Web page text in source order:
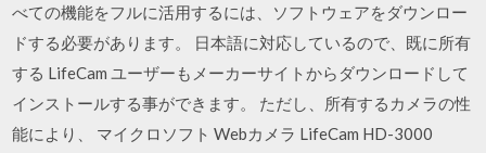
べての機能をフルに活用するには、ソフトウェアをダウンロー
ドする必要があります。 日本語に対応しているので、既に所有
する LifeCam ユーザーもメーカーサイトからダウンロードして
インストールする事ができます。 ただし、所有するカメラの性
能により、 マイクロソフト Webカメラ LifeCam HD-3000